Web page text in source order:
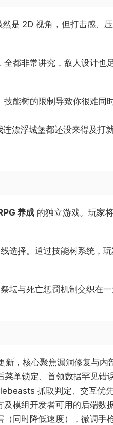
是 2D 视角，但打击感、
都非常讲究，敌人设计也
能树的限制导致你很难同
漂浮城堡都还没来得及打
养成 的独立游戏。玩家
选择。通过技能树系统，
坛与死亡惩罚机制交织在
，核心聚焦漏洞修复与内
单锁定、首领数据罕见
抓取判定、交互优
模组开发者可用的后端
同时降低速度），微调手